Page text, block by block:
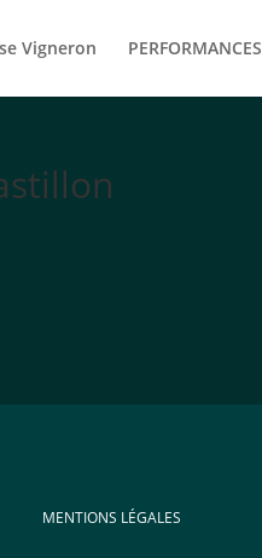
Vigneron PERFORMANCES
MENTIONS LÉGALES